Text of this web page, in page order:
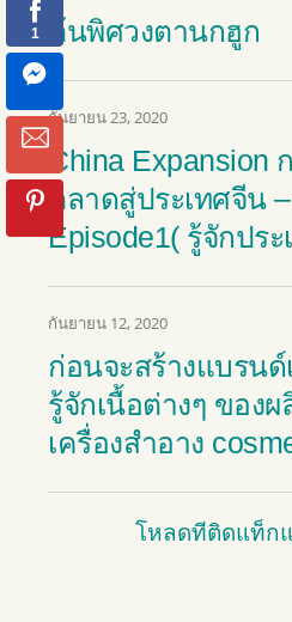
ต้นพิศวงตานกฮูก
กันยายน 23, 2020
China Expansion
ตลาดสู่ประเทศจีน –
Episode1( รู้จักประ
กันยายน 12, 2020
ก่อนจะสร้างแบรนด์
รู้จักเนื้อต่างๆ ของ
เครื่องสำอาง
โหลดทีติดแท็ก